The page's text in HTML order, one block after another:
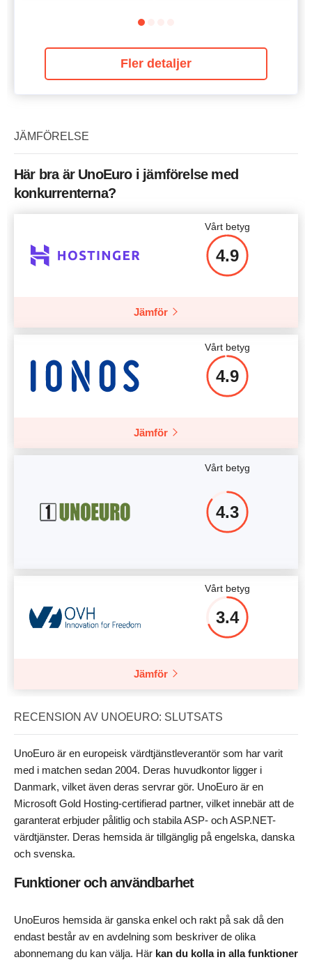
Fler detaljer
JÄMFÖRELSE
Här bra är UnoEuro i jämförelse med
konkurrenterna?
Vårt betyg
4.9
Jämför
Vårt betyg
4.9
Jämför
Vårt betyg
4.3
Vårt betyg
3.4
Jämför
RECENSION AV UNOEURO: SLUTSATS
UnoEuro är en europeisk värdtjänstleverantör som har varit
med i matchen sedan 2004. Deras huvudkontor ligger i
Danmark, vilket även deras servrar gör. UnoEuro är en
Microsoft Gold Hosting-certifierad partner, vilket innebär att de
garanterat erbjuder pålitlig och stabila ASP- och ASP.NET-
värdtjänster. Deras hemsida är tillgänglig på engelska, danska
och svenska.
Funktioner och användbarhet
UnoEuros hemsida är ganska enkel och rakt på sak då den
endast består av en avdelning som beskriver de olika
abonnemang du kan välja. Här kan du kolla in alla funktioner